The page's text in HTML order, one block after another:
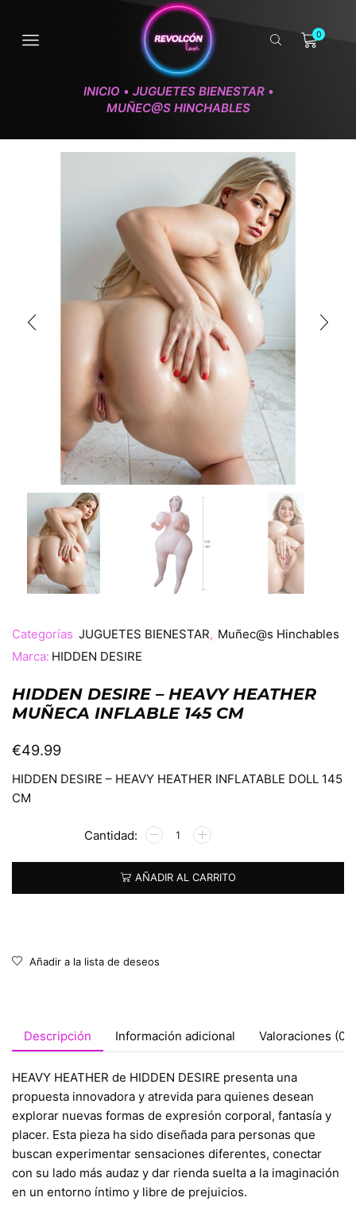
0
INICIO • JUGUETES BIENESTAR •
MUÑEC@S HINCHABLES
Categorías JUGUETES BIENESTAR, Muñec@s Hinchables
Marca: HIDDEN DESIRE
HIDDEN DESIRE – HEAVY HEATHER
MUÑECA INFLABLE 145 CM
€49.99
HIDDEN DESIRE – HEAVY HEATHER INFLATABLE DOLL 145
CM
AÑADIR AL CARRITO
Alternative:
Añadir a la lista de deseos
Descripción Información adicional Valoraciones (0)
HEAVY HEATHER de HIDDEN DESIRE presenta una
propuesta innovadora y atrevida para quienes desean
explorar nuevas formas de expresión corporal, fantasía y
placer. Esta pieza ha sido diseñada para personas que
buscan experimentar sensaciones diferentes, conectar
con su lado más audaz y dar rienda suelta a la imaginación
en un entorno íntimo y libre de prejuicios.